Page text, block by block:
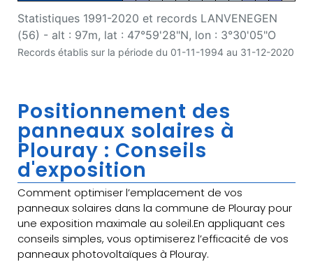
Statistiques 1991-2020 et records LANVENEGEN
(56) - alt : 97m, lat : 47°59'28"N, lon : 3°30'05"O
Records établis sur la période du 01-11-1994 au 31-12-2020
Positionnement des
panneaux solaires à
Plouray : Conseils
d'exposition
Comment optimiser l’emplacement de vos
panneaux solaires dans la commune de Plouray pour
une exposition maximale au soleil.En appliquant ces
conseils simples, vous optimiserez l’efficacité de vos
panneaux photovoltaïques à Plouray.